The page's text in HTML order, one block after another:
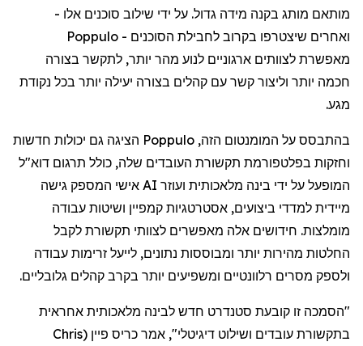
מותאם מותג בקנה מידה גדול. על ידי שילוב סוכנים אלו -
ואחרים שיצטרפו בקרוב לחבילת הסוכנים -
Poppulo
מאפשרת לצוותים ארגוניים לנוע מהר יותר, לתקשר בצורה
חכמה יותר וליצור קשר עם קהלים בצורה יעילה יותר בכל נקודת
מגע.
בהתבסס על המומנטום הזה,
Poppulo הציגה גם יכולות חדשות
וחזקות בפלטפורמת תקשורת העובדים שלה, כולל תרגום דוא"ל
המופעל על ידי בינה מלאכותית ועוזר אישי המספק גישה
מיידית למדדי ביצועים, אסטרטגיות קמפיין ושיטות עבודה
מומלצות. חידושים אלה מאפשרים לצוותי תקשורת לקבל
החלטות מהירות יותר ומבוססות נתונים, לייעל זרימות עבודה
ולספק מסרים רלוונטיים ומשפיעים יותר בקרב קהלים גלובליים.
"הסמכה זו קובעת סטנדרט חדש לבינה מלאכותית אחראית
בתקשורת עובדים ושילוט דיגיטלי", אמר כריס פיין (
Chris